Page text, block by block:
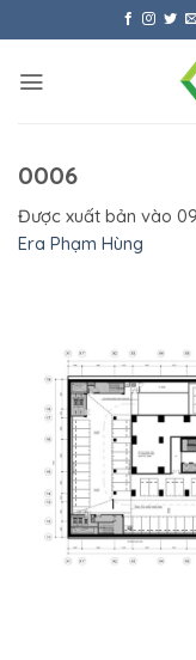
qua
dung
0006
Được xuất bản vào
Era Phạm Hùng